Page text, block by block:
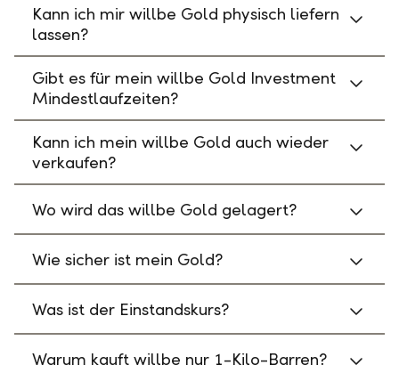
Kann ich mir willbe Gold physisch liefern
lassen?
Gibt es für mein willbe Gold Investment
Mindestlaufzeiten?
Kann ich mein willbe Gold auch wieder
verkaufen?
Wo wird das willbe Gold gelagert?
Wie sicher ist mein Gold?
Was ist der Einstandskurs?
Warum kauft willbe nur 1-Kilo-Barren?